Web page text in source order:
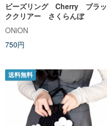
ビーズリング Cherry ブラッ
ククリアー さくらんぼ
ONiON
750円
送料無料